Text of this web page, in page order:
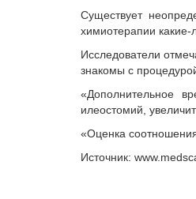
Существует
химиотерапии
Исследователи
знакомы с
«Дополнительное
илеостомий,
«Оценка
Источник: